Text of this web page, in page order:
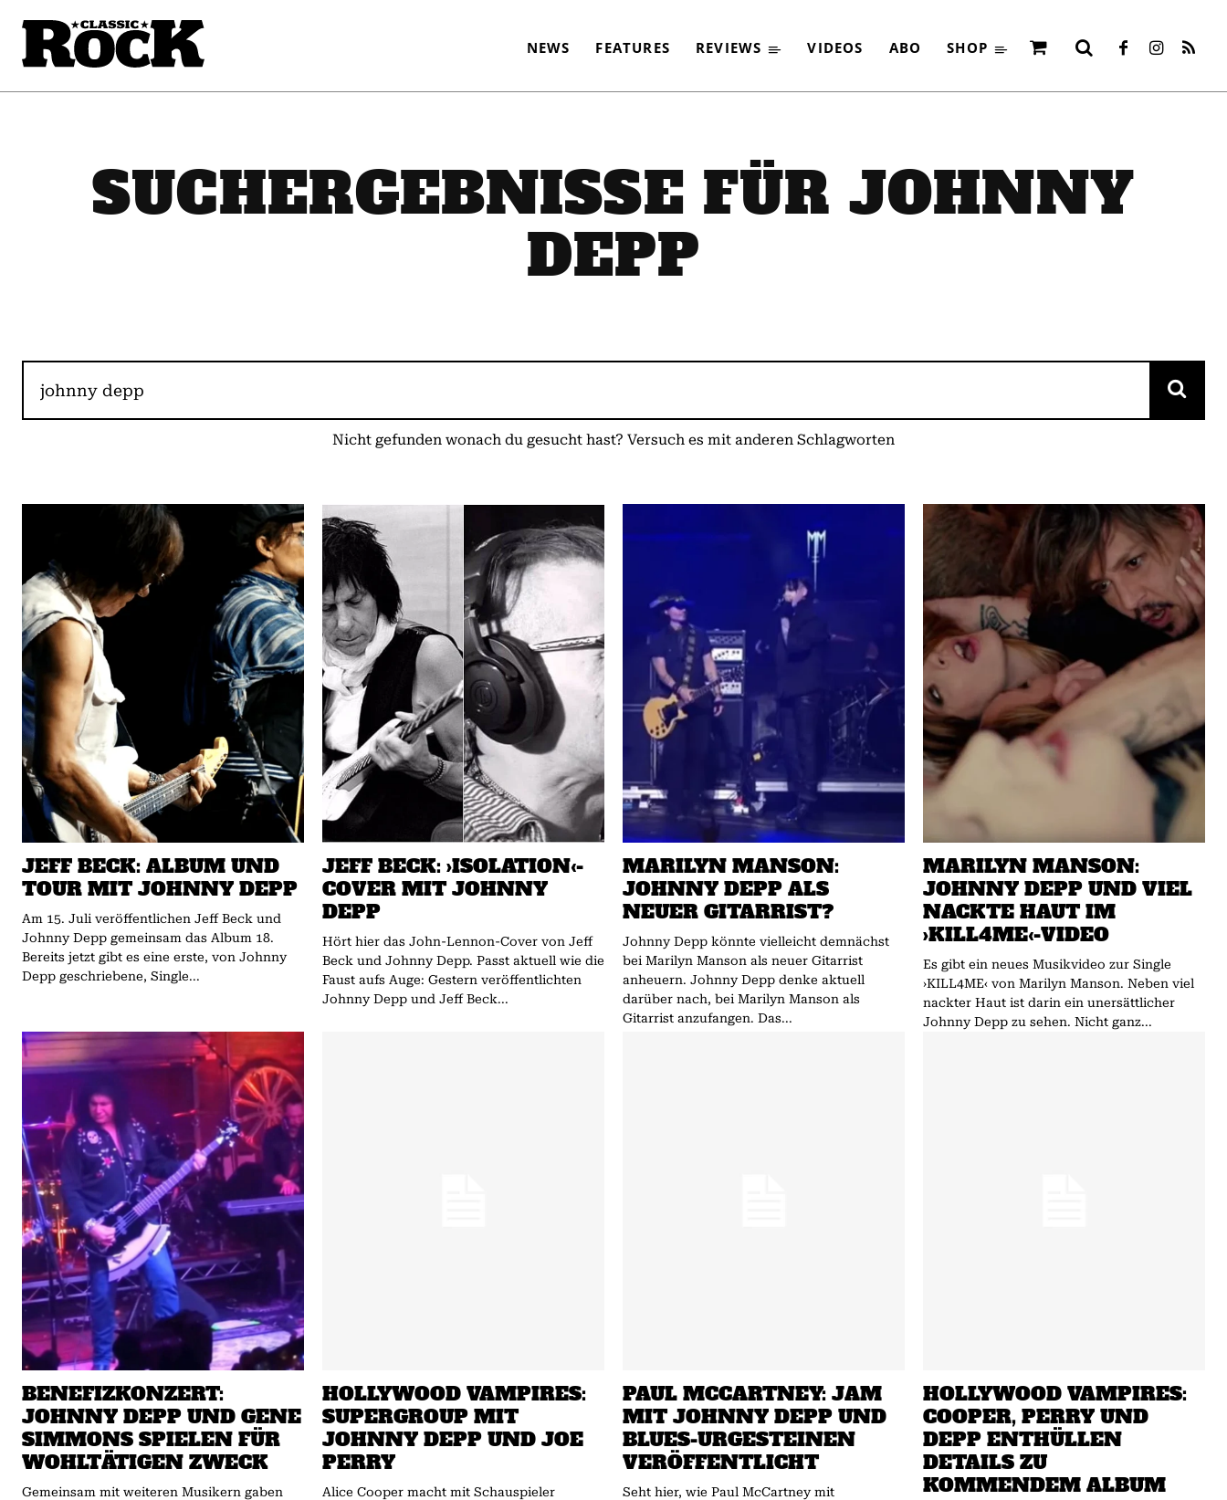
NEWS FEATURES REVIEWS VIDEOS ABO SHOP
SUCHERGEBNISSE FÜRJOHNNY
DEPP
Nicht gefunden wonach du gesucht hast? Versuch es mit anderen Schlagworten
JEFF BECK: ALBUM UND
TOUR MIT JOHNNY DEPP
Am 15. Juli veröffentlichen Jeff Beck und
Johnny Depp gemeinsam das Album 18.
Bereits jetzt gibt es eine erste, von Johnny
Depp geschriebene, Single...
JEFF BECK: ›ISOLATION‹-
COVER MIT JOHNNY
DEPP
Hört hier das John-Lennon-Cover von Jeff
Beck und Johnny Depp. Passt aktuell wie die
Faust aufs Auge: Gestern veröffentlichten
Johnny Depp und Jeff Beck...
MARILYN MANSON:
JOHNNY DEPP ALS
NEUER GITARRIST?
Johnny Depp könnte vielleicht demnächst
bei Marilyn Manson als neuer Gitarrist
anheuern. Johnny Depp denke aktuell
darüber nach, bei Marilyn Manson als
Gitarrist anzufangen. Das...
MARILYN MANSON:
JOHNNY DEPP UND VIEL
NACKTE HAUT IM
›KILL4ME‹-VIDEO
Es gibt ein neues Musikvideo zur Single
›KILL4ME‹ von Marilyn Manson. Neben viel
nackter Haut ist darin ein unersättlicher
Johnny Depp zu sehen. Nicht ganz...
BENEFIZKONZERT:
JOHNNY DEPP UND GENE
SIMMONS SPIELEN FÜR
WOHLTÄTIGEN ZWECK
Gemeinsam mit weiteren Musikern gaben
HOLLYWOOD VAMPIRES:
SUPERGROUP MIT
JOHNNY DEPP UND JOE
PERRY
Alice Cooper macht mit Schauspieler
PAUL MCCARTNEY: JAM
MIT JOHNNY DEPP UND
BLUES-URGESTEINEN
VERÖFFENTLICHT
Seht hier, wie Paul McCartney mit
HOLLYWOOD VAMPIRES:
COOPER, PERRY UND
DEPP ENTHÜLLEN
DETAILS ZU
KOMMENDEM ALBUM